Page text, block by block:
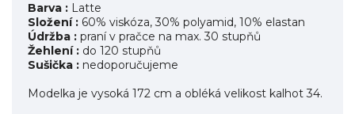
Barva : Latte
Složení : 60% viskóza, 30% polyamid, 10% elastan
Údržba : praní v pračce na max. 30 stupňů
Žehlení : do 120 stupňů
Sušička : nedoporučujeme
Modelka je vysoká 172 cm a obléká velikost kalhot 34.